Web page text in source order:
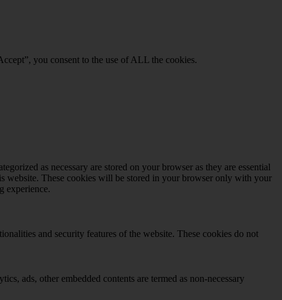
you consent to the use of ALL the cookies.
as necessary are stored on your browser as they are essential
website. These cookies will be stored in your browser only with your
experience.
and security features of the website. These cookies do not
ads, other embedded contents are termed as non-necessary